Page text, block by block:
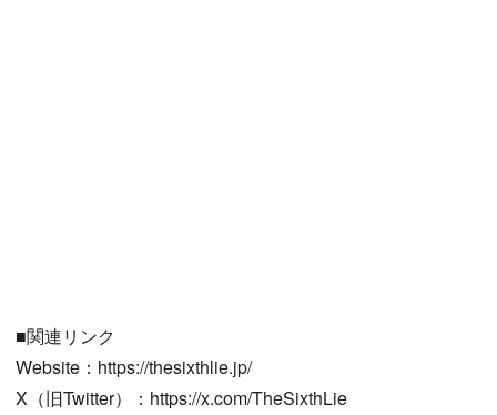
■関連リンク
Website：https://thesixthlie.jp/
X（旧Twitter）：https://x.com/TheSixthLie